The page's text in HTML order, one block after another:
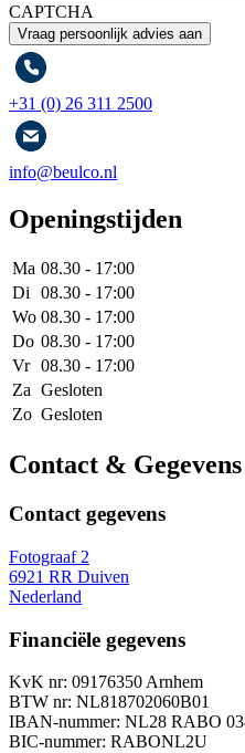
CAPTCHA
+31 (0) 26 311 2500
info@beulco.nl
Openingstijden
Ma 08.30 - 17:00
Di 08.30 - 17:00
Wo 08.30 - 17:00
Do 08.30 - 17:00
Vr 08.30 - 17:00
Za Gesloten
Zo Gesloten
Contact & Gegevens
Contact gegevens
Fotograaf 2
6921 RR Duiven
Nederland
Financiële gegevens
KvK nr: 09176350 Arnhem
BTW nr: NL818702060B01
IBAN-nummer: NL28 RABO
BIC-nummer: RABONL2U